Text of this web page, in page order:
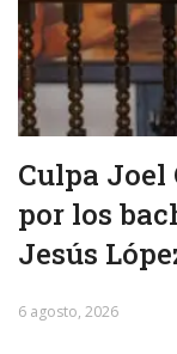
Culpa Joel
por los
Jesús
6 agosto, 2026